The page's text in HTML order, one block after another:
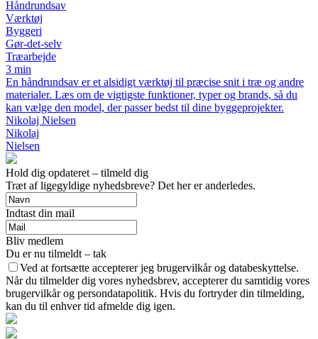
Håndrundsav
Værktøj
Byggeri
Gør-det-selv
Træarbejde
3 min
En håndrundsav er et alsidigt værktøj til præcise snit i træ og andre
materialer. Læs om de vigtigste funktioner, typer og brands, så du
kan vælge den model, der passer bedst til dine byggeprojekter.
Nikolaj Nielsen
Nikolaj
Nielsen
Hold dig opdateret – tilmeld dig
Træt af ligegyldige nyhedsbreve? Det her er anderledes.
Indtast din mail
Bliv medlem
Du er nu tilmeldt – tak
Ved at fortsætte accepterer jeg brugervilkår og databeskyttelse.
Når du tilmelder dig vores nyhedsbrev, accepterer du samtidig vores
brugervilkår og persondatapolitik. Hvis du fortryder din tilmelding,
kan du til enhver tid afmelde dig igen.